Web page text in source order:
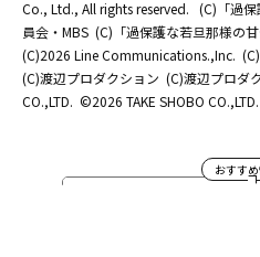
Co., Ltd., All rights reserved. (C)「過
員会・MBS (C)「過保護な若旦那様の
(C)2026 Line Communications.,Inc.
(C)渡辺プロダクション (C)渡辺プロダ
CO.,LTD. ©2026 TAKE SHOBO CO.,LTD.
おすす